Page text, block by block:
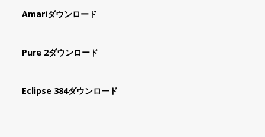
Amariダウンロード
Pure 2ダウンロード
Eclipse 384ダウンロード